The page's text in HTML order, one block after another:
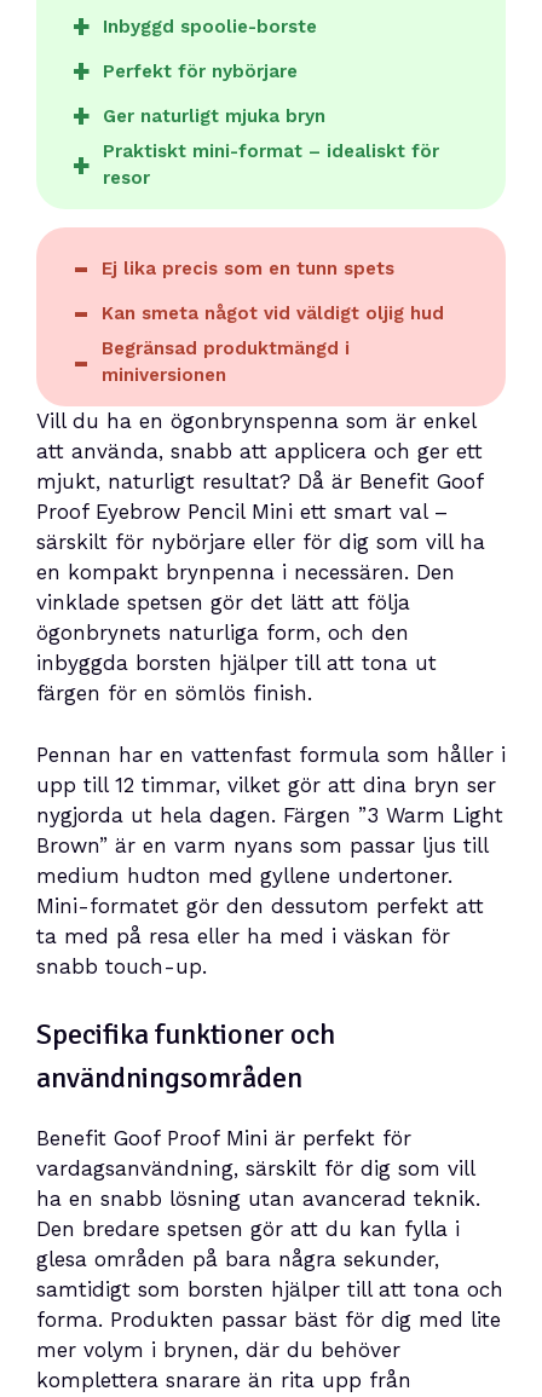
Inbyggd spoolie-borste
Perfekt för nybörjare
Ger naturligt mjuka bryn
Praktiskt mini-format – idealiskt för
resor
Ej lika precis som en tunn spets
Kan smeta något vid väldigt oljig hud
Begränsad produktmängd i
miniversionen
Vill du ha en ögonbrynspenna som är enkel
att använda, snabb att applicera och ger ett
mjukt, naturligt resultat? Då är Benefit Goof
Proof Eyebrow Pencil Mini ett smart val –
särskilt för nybörjare eller för dig som vill ha
en kompakt brynpenna i necessären. Den
vinklade spetsen gör det lätt att följa
ögonbrynets naturliga form, och den
inbyggda borsten hjälper till att tona ut
färgen för en sömlös finish.
Pennan har en vattenfast formula som håller i
upp till 12 timmar, vilket gör att dina bryn ser
nygjorda ut hela dagen. Färgen ”3 Warm Light
Brown” är en varm nyans som passar ljus till
medium hudton med gyllene undertoner.
Mini-formatet gör den dessutom perfekt att
ta med på resa eller ha med i väskan för
snabb touch-up.
Specifika funktioner och
användningsområden
Benefit Goof Proof Mini är perfekt för
vardagsanvändning, särskilt för dig som vill
ha en snabb lösning utan avancerad teknik.
Den bredare spetsen gör att du kan fylla i
glesa områden på bara några sekunder,
samtidigt som borsten hjälper till att tona och
forma. Produkten passar bäst för dig med lite
mer volym i brynen, där du behöver
komplettera snarare än rita upp från